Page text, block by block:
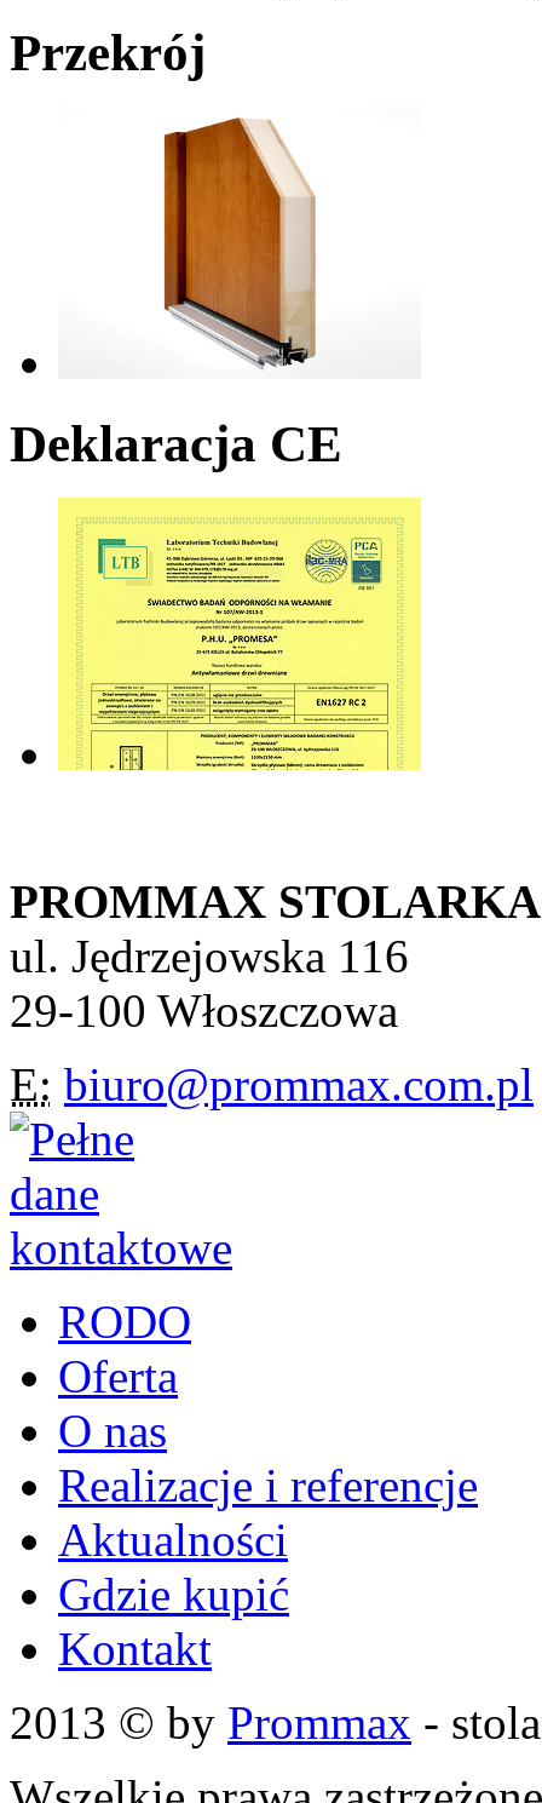
Przekrój
Deklaracja CE
PROMMAX STOLARKA
ul. Jędrzejowska 116
29-100 Włoszczowa
E: biuro@prommax.com.pl
RODO
Oferta
O nas
Realizacje i referencje
Aktualności
Gdzie kupić
Kontakt
2013 © by Prommax -